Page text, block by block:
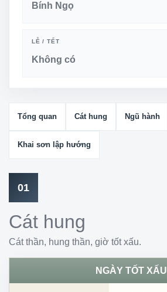
Bính Ngọ
LỄ / TẾT
Không có
Tổng quan Cát hung Ngũ hành
Khai sơn lập hướng
01
Cát hung
Cát thần, hung thần, giờ tốt xấu.
NGÀY TỐT XẤU